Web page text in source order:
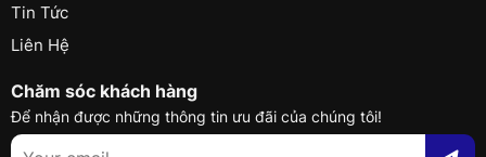
Tin Tức
Liên Hệ
Chăm sóc khách hàng
Để nhận được những thông tin ưu đãi của chúng tôi!